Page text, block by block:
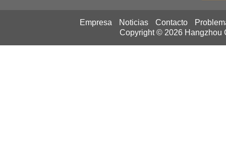
Empresa Noticias Contacto
Copyright © 2026 Hangzhou